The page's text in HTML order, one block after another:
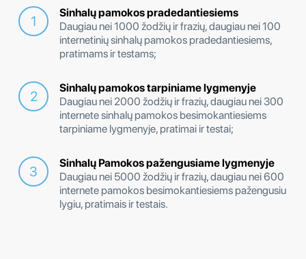
Sinhalų pamokos pradedantiesiems
Daugiau nei 1000 žodžių ir frazių, daugiau nei 100
internetinių sinhalų pamokos pradedantiesiems,
pratimams ir testams;
Sinhalų pamokos tarpiniame lygmenyje
Daugiau nei 2000 žodžių ir frazių, daugiau nei 300
internete sinhalų pamokos besimokantiesiems
tarpiniame lygmenyje, pratimai ir testai;
Sinhalų Pamokos pažengusiame lygmenyje
Daugiau nei 5000 žodžių ir frazių, daugiau nei 600
internete pamokos besimokantiesiems pažengusiu
lygiu, pratimais ir testais.